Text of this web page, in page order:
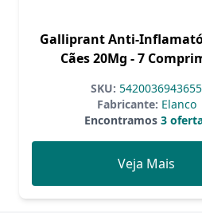
Galliprant Anti-
Cães 20Mg - 7
SKU: 5420036943655
Fabricante: Elanco
Encontramos3
Veja Mais